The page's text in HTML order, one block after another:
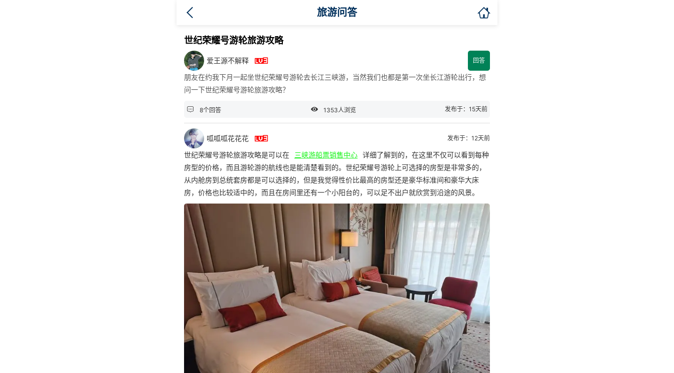
旅游问答 
世纪荣耀号游轮旅游攻略
爱王源不解释  回答
朋友在约我下月一起坐世纪荣耀号游轮去长江三峡游，当然我们也都是第一次坐长江游轮出行，想
问一下世纪荣耀号游轮旅游攻略？
 8个回答  1353人浏览 发布于：15天前
呱呱呱花花花  发布于：12天前
世纪荣耀号游轮旅游攻略是可以在 三峡游船票销售中心 详细了解到的，在这里不仅可以看到每种
房型的价格，而且游轮游的航线也是能清楚看到的。世纪荣耀号游轮上可选择的房型是非常多的，
从内舱房到总统套房都是可以选择的，但是我觉得性价比最高的房型还是豪华标准间和豪华大床
房，价格也比较适中的，而且在房间里还有一个小阳台的，可以足不出户就欣赏到沿途的风景。